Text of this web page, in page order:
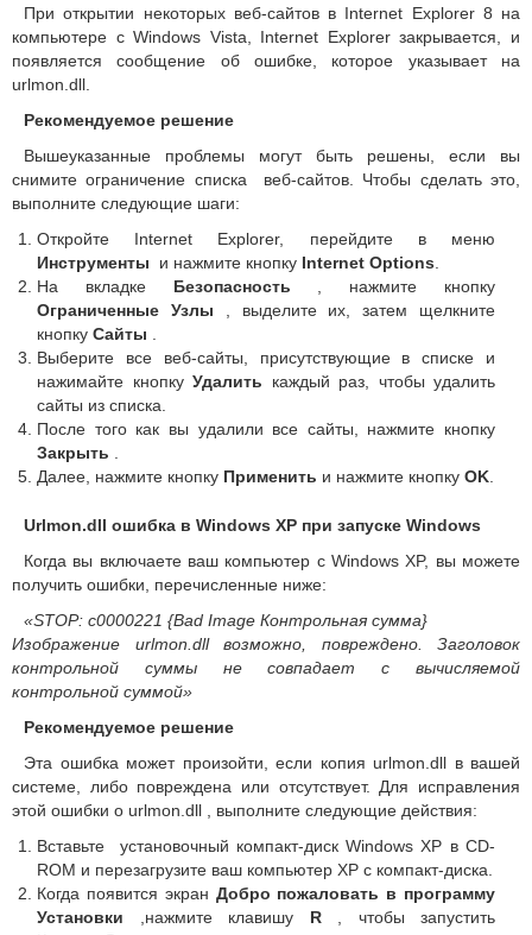
При открытии некоторых веб-сайтов в Internet Explorer 8 на
компьютере с Windows Vista, Internet Explorer закрывается, и
появляется сообщение об ошибке, которое указывает на
urlmon.dll.
Рекомендуемое решение
Вышеуказанные проблемы могут быть решены, если вы
снимите ограничение списка веб-сайтов. Чтобы сделать это,
выполните следующие шаги:
Откройте Internet Explorer, перейдите в меню
Инструменты и нажмите кнопку Internet Options
На вкладке Безопасность
, нажмите кнопку
Ограниченные Узлы , выделите их, затем щелкните
кнопку Сайты
Выберите все веб-сайты, присутствующие в списке и
нажимайте кнопку Удалить каждый раз, чтобы удалить
сайты из списка.
После того как вы удалили все сайты, нажмите кнопку
Закрыть
Далее, нажмите кнопку Применить и нажмите кнопку OK
Urlmon.dll ошибка в Windows XP при запуске Windows
Когда вы включаете ваш компьютер с Windows XP, вы можете
получить ошибки, перечисленные ниже:
«STOP: c0000221 {Bad Image Контрольная сумма}
Изображение urlmon.dll возможно, повреждено. Заголовок
контрольной суммы не совпадает с вычисляемой
контрольной суммой»
Рекомендуемое решение
Эта ошибка может произойти, если копия urlmon.dll в вашей
системе, либо повреждена или отсутствует. Для исправления
этой ошибки о urlmon.dll , выполните следующие действия:
Вставьте установочный компакт-диск Windows XP в CD-
ROM и перезагрузите ваш компьютер XP с компакт-диска.
Когда появится экран Добро пожаловать в программу
Установки ,нажмите клавишу R, чтобы запустить